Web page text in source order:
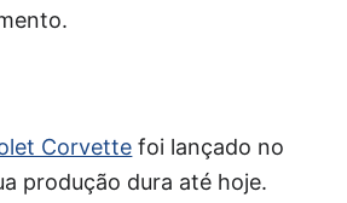
Corvette foi lançado no
produção dura até hoje.